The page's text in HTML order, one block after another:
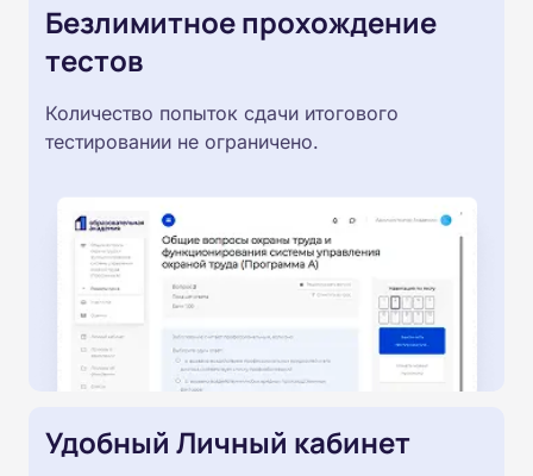
Безлимитное прохождение
тестов
Количество попыток сдачи итогового
тестировании не ограничено.
Удобный Личный кабинет